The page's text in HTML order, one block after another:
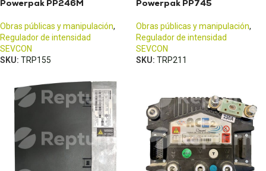
Powerpak PP246M
Obras públicas y manipulación,
Regulador de intensidad
SEVCON
SKU: TRP155
Powerpak PP745
Obras públicas y manipulación,
Regulador de intensidad
SEVCON
SKU: TRP211